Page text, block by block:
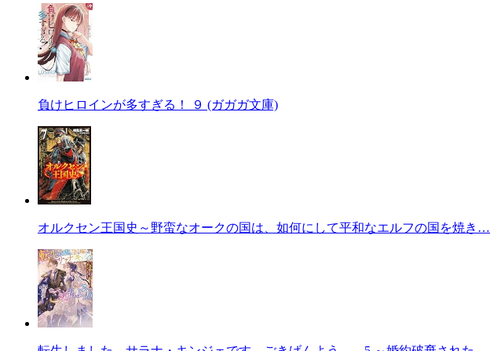
負けヒロインが多すぎる！ ９ (ガガガ文庫)
オルクセン王国史～野蛮なオークの国は、如何にして平和なエルフの国を焼き…